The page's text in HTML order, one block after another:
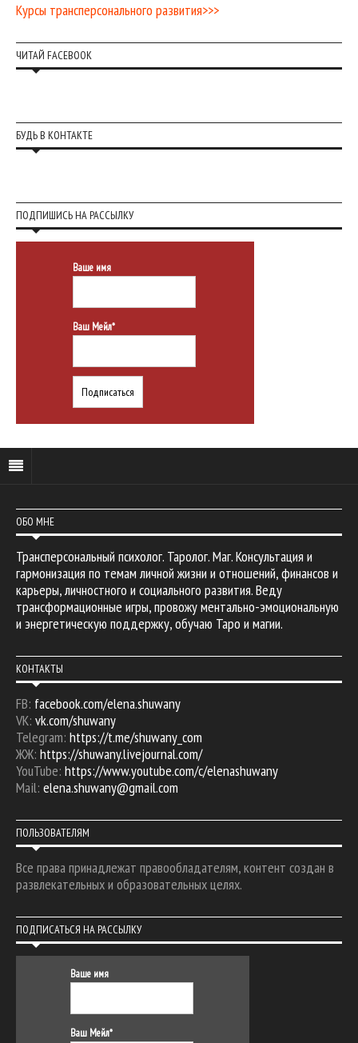
Курсы трансперсонального развития>>>
ЧИТАЙ FACEBOOK
БУДЬ В КОНТАКТЕ
ПОДПИШИСЬ НА РАССЫЛКУ
Ваше имя
Ваш Мейл*
ОБО МНЕ
Трансперсональный психолог. Таролог. Маг. Консультация и
гармонизация по темам личной жизни и отношений, финансов и
карьеры, личностного и социального развития. Веду
трансформационные игры, провожу ментально-эмоциональную
и энергетическую поддержку, обучаю Таро и магии.
КОНТАКТЫ
FB: facebook.com/elena.shuwany
VK: vk.com/shuwany
Telegram: https://t.me/shuwany_com
ЖЖ: https://shuwany.livejournal.com/
YouTube: https://www.youtube.com/c/elenashuwany
Mail: elena.shuwany@gmail.com
ПОЛЬЗОВАТЕЛЯМ
Все права принадлежат правообладателям, контент создан в
развлекательных и образовательных целях.
ПОДПИСАТЬСЯ НА РАССЫЛКУ
Ваше имя
Ваш Мейл*